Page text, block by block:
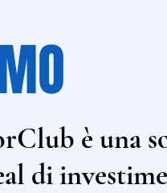
è una
di